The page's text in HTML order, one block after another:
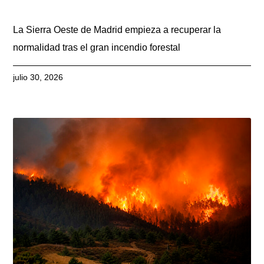
La Sierra Oeste de Madrid empieza a recuperar la
normalidad tras el gran incendio forestal
julio 30, 2026